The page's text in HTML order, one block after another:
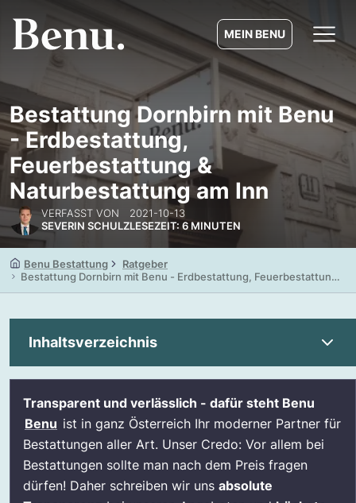
MEIN BENU
Bestattung Dornbirn mit Benu
- Erdbestattung,
Feuerbestattung &
Naturbestattung am Inn
VERFASST VON
SEVERIN SCHULZ
2021-10-13
LESEZEIT: 6 MINUTEN
Benu Bestattung
Ratgeber
Bestattung Dornbirn mit Benu - Erdbestattung, Feuerbestattung
Inhaltsverzeichnis
Wissenswerte rund ums Thema Bestattung
in Dornbirn:
Sachdienlicher Hinweis
Bestattungen in Dornbirn während Corona
Transparent und verlässlich - dafür steht Benu
Benu ist in ganz Österreich Ihr moderner Partner für
Bestattungen aller Art. Unser Credo: Vor allem bei
Bestattungen sollte man nach dem Preis fragen
dürfen! Daher schreiben wir uns absolute